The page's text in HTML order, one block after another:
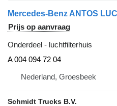
Prijs op aanvraag
Onderdeel - luchtfilterhuis
A 004 094 72 04
Nederland, Groesbeek
Schmidt Trucks B.V.